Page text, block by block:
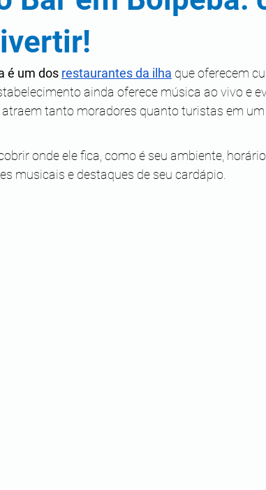
é um dos restaurantes da ilha que oferecem
ainda oferece música ao vivo e
tanto moradores quanto turistas em
onde ele fica, como é seu ambiente,
musicais e destaques de seu cardápio.